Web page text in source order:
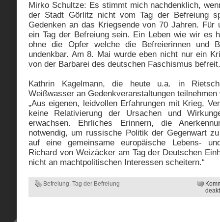
Mirko Schultze: Es stimmt mich nachdenklich,
der Stadt Görlitz nicht vom Tag der Befreiung
Gedenken an das Kriegsende von 70 Jahren.
ein Tag der Befreiung sein. Ein Leben wie wir es
ohne die Opfer welche die Befreierinnen und
undenkbar. Am 8. Mai wurde eben nicht nur ein
von der Barbarei des deutschen Faschismus befreit.
Kathrin Kagelmann, die heute u.a. in
Weißwasser an Gedenkveranstaltungen
„Aus eigenen, leidvollen Erfahrungen mit Krieg,
keine Relativierung der Ursachen und
erwachsen. Ehrliches Erinnern, die
notwendig, um russische Politik der Gegenwart
auf eine gemeinsame europäische Lebens-
Richard von Weizäcker am Tag der Deutschen
nicht an machtpolitischen Interessen scheitern.“
Befreiung, Tag der Befreiung